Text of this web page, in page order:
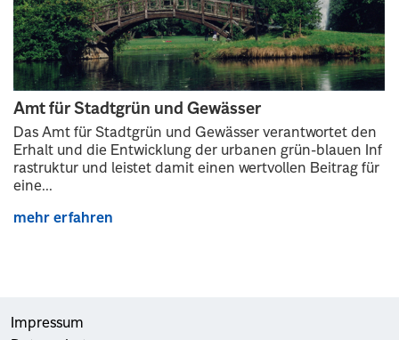
Amt für Stadtgrün und Gewässer
Das Amt für Stadtgrün und Gewässer verantwortet den
Erhalt und die Entwicklung der urbanen grün-blauen Inf
rastruktur und leistet damit einen wertvollen Beitrag für
eine...
mehr erfahren
Impressum